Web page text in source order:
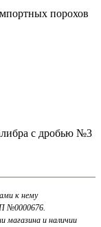
порохов
с дробью №3
к нему
№0000676.
магазина и наличии